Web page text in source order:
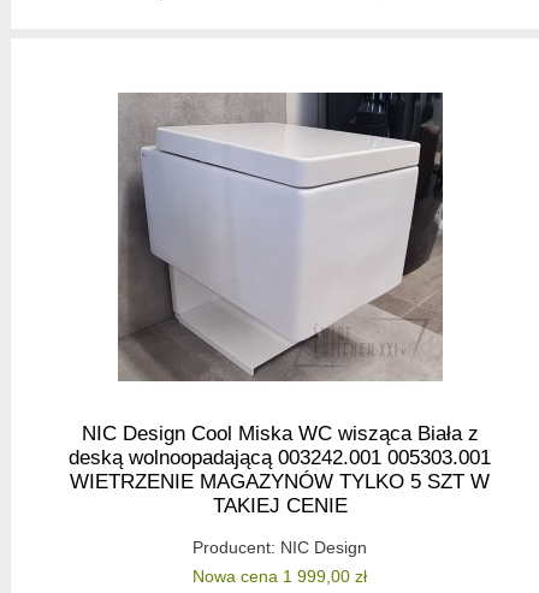
NIC Design Cool Miska WC wisząca Biała z
deską wolnoopadającą 003242.001 005303.001
WIETRZENIE MAGAZYNÓW TYLKO 5 SZT W
TAKIEJ CENIE
Producent: NIC Design
Nowa cena 1 999,00 zł